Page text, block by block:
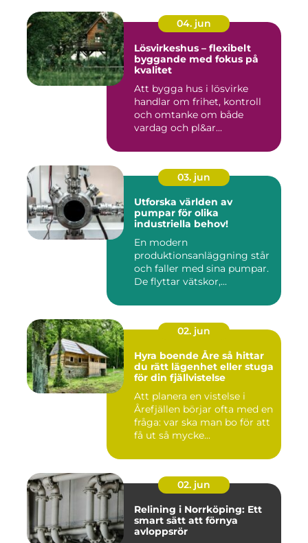
04. jun
Lösvirkeshus – flexibelt
byggande med fokus på
kvalitet
Att bygga hus i lösvirke
handlar om frihet, kontroll
och omtanke om både
vardag och pl&ar...
03. jun
Utforska världen av
pumpar för olika
industriella behov!
En modern
produktionsanläggning står
och faller med sina pumpar.
De flyttar vätskor,...
02. jun
Hyra boende Åre så hittar
du rätt lägenhet eller stuga
för din fjällvistelse
Att planera en vistelse i
Årefjällen börjar ofta med en
fråga: var ska man bo för att
få ut så mycke...
02. jun
Relining i Norrköping: Ett
smart sätt att förnya
avloppsrör